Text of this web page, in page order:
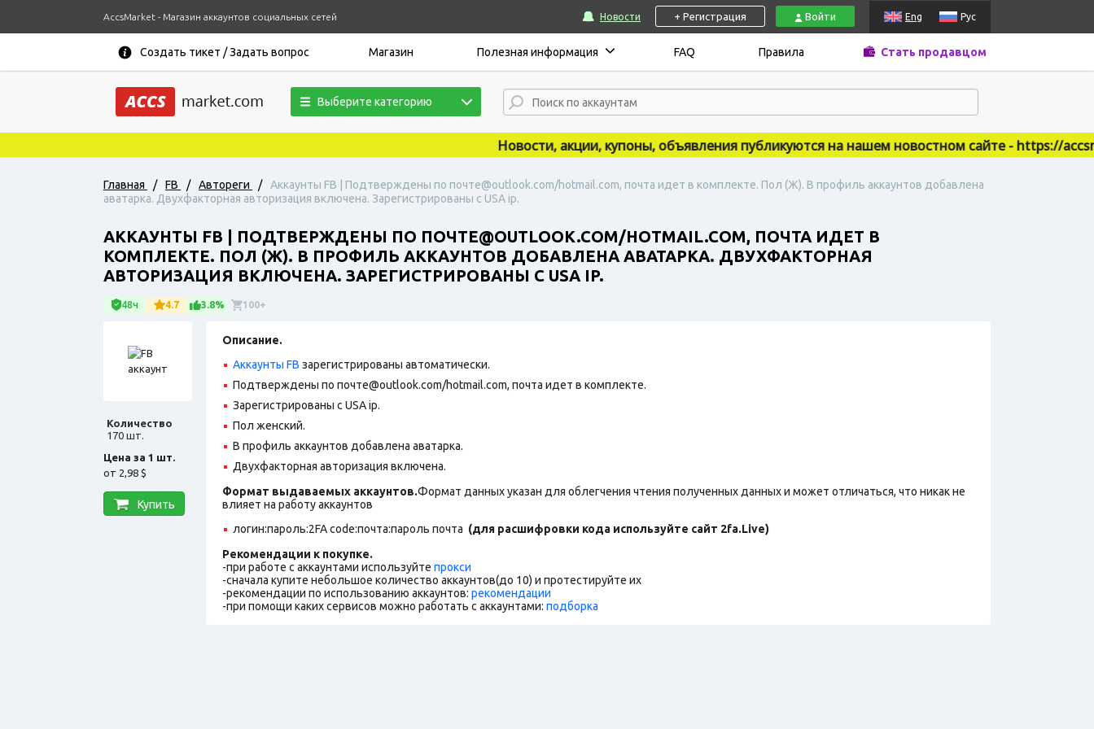
AccsMarket - Магазин аккаунтов социальных сетей Новости + Регистрация Войти Eng Рус
Создать тикет / Задать вопрос Магазин Полезная информация FAQ Правила Стать продавцом
Выберите категорию
Новости, акции, купоны, объявления публикуются на нашем новостном сайте - https://
Главная / FB / Автореги /
Аккаунты FB | Подтверждены по почте@outlook.com/hotmail.com, почта идет в комплекте. Пол (Ж). В профиль аккаунтов добавлена
аватарка. Двухфакторная авторизация включена. Зарегистрированы с USA ip.
АККАУНТЫ FB | ПОДТВЕРЖДЕНЫ ПО ПОЧТЕ@OUTLOOK.COM/HOTMAIL.COM, ПОЧТА ИДЕТ В
КОМПЛЕКТЕ. ПОЛ (Ж). В ПРОФИЛЬ АККАУНТОВ ДОБАВЛЕНА АВАТАРКА. ДВУХФАКТОРНАЯ
АВТОРИЗАЦИЯ ВКЛЮЧЕНА. ЗАРЕГИСТРИРОВАНЫ С USA IP.
48ч 4.7 3.8% 100+
Количество
170 шт.
Цена за 1 шт.
от 2,98 $
Купить
Описание.
Аккаунты FB зарегистрированы автоматически.
Подтверждены по почте@outlook.com/hotmail.com, почта идет в комплекте.
Зарегистрированы с USA ip.
Пол женский.
В профиль аккаунтов добавлена аватарка.
Двухфакторная авторизация включена.
Формат выдаваемых аккаунтов.Формат данных указан для облегчения чтения полученных данных и может отличаться, что никак не
влияет на работу аккаунтов
логин:пароль:2FA code:почта:пароль почта (для расшифровки кода используйте сайт 2fa.Live)
Рекомендации к покупке.
-при работе с аккаунтами используйте прокси
-сначала купите небольшое количество аккаунтов(до 10) и протестируйте их
-рекомендации по использованию аккаунтов: рекомендации
-при помощи каких сервисов можно работать с аккаунтами: подборка